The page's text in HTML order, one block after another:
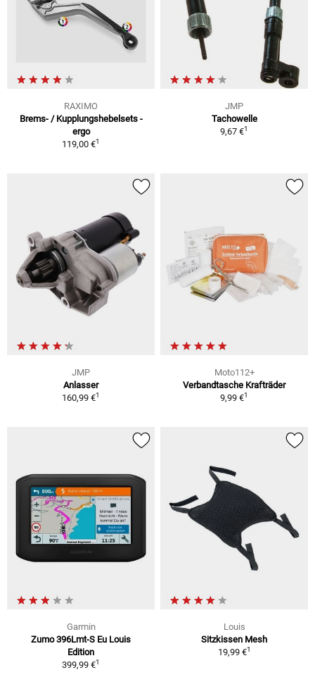
RAXIMO
Brems- / Kupplungshebelsets -
ergo
119,00 €1
JMP
Tachowelle
9,67 €1
JMP
Anlasser
160,99 €1
Moto112+
Verbandtasche Krafträder
9,99 €1
Garmin
Zumo 396Lmt-S Eu Louis
Edition
399,99 €1
Louis
Sitzkissen Mesh
19,99 €1